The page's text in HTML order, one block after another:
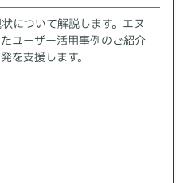
について解説します。エヌ
ユーザー活用事例のご紹介
を支援します。